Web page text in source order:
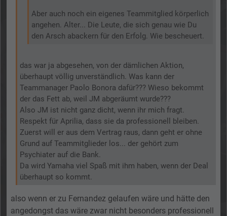
Aber auch noch ein eigenes Teammitglied körperlich
angehen. Alter... Die Leute, die sich genau wie Du
den Arsch abackern für den Erfolg. Wie bescheuert.
das war ja abgesehen, von der dämlichen Aktion,
überhaupt völlig unverständlich. Was kann der
Teammanager Paolo Bonora dafür??? Wieso bekommt
der das Fett ab, weil JM abgeräumt wurde???
Also JM ist nicht ganz dicht, wenn ihr mich fragt.
Respekt für Aprilia, dass sie da professionell bleiben.
Zuerst will er aus dem Vertrag raus, dann geht er ohne
Grund auf Teammitglieder los... der gehört zum
Psychiater auf die Bank.
Da wird Yamaha viel Spaß mit ihm haben, wenn der Deal
überhaupt so kommt.
also wenn er zu Fernandez gelaufen wäre und hätte den
angedongst das wäre zwar nicht besonders professionell